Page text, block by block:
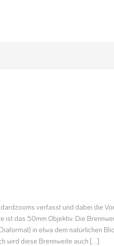
verfasst und dabei die
ist das 50mm Objektiv. Die
in etwa dem natürlichen
wird diese Brennweite auch […]